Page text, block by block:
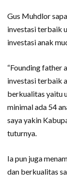
Gus Muhdlor
investasi terbaik
investasi anak
“Founding father
investasi terbaik
berkualitas yaitu
minimal ada 54
saya yakin
tuturnya.
Ia pun juga
dan berkualitas